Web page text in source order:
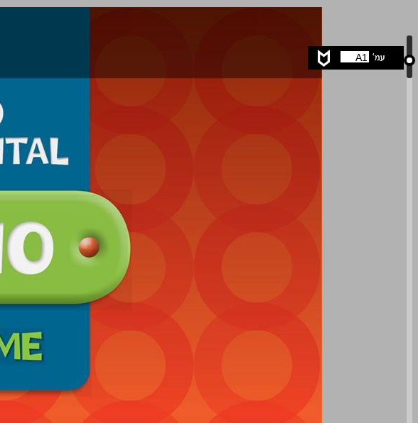
ENSINO FUNDAMENTAL 5° . ANO 2° . VOLUME ... 0